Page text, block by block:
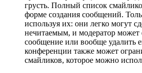
грусть. Полный список
форме создания сообщений.
используя их: они легко могут
нечитаемым, и модератор может
сообщение или вообще удалить
конференции также может
смайликов, которое можно